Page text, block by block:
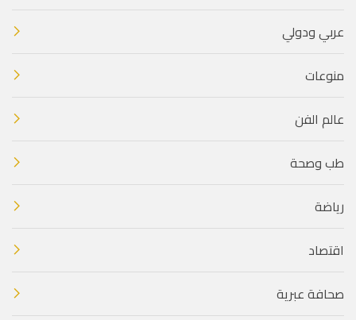
عربي ودولي
منوعات
عالم الفن
طب وصحة
رياضة
اقتصاد
صحافة عبرية